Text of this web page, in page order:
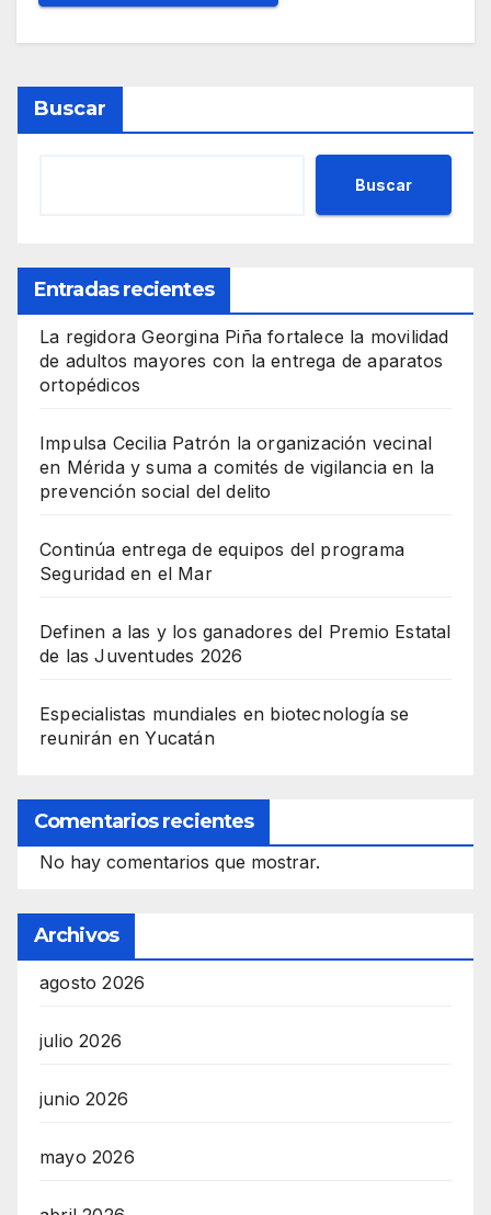
Buscar
Buscar
Entradas recientes
La regidora Georgina Piña fortalece la movilidad
de adultos mayores con la entrega de aparatos
ortopédicos
Impulsa Cecilia Patrón la organización vecinal
en Mérida y suma a comités de vigilancia en la
prevención social del delito
Continúa entrega de equipos del programa
Seguridad en el Mar
Definen a las y los ganadores del Premio Estatal
de las Juventudes 2026
Especialistas mundiales en biotecnología se
reunirán en Yucatán
Comentarios recientes
No hay comentarios que mostrar.
Archivos
agosto 2026
julio 2026
junio 2026
mayo 2026